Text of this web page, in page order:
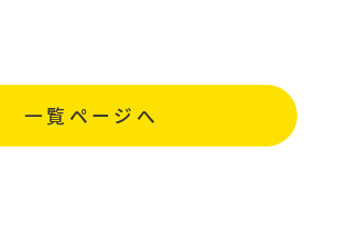
一覧ページへ